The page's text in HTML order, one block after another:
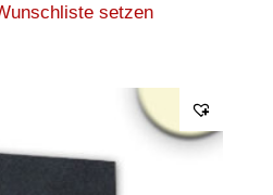
setzen